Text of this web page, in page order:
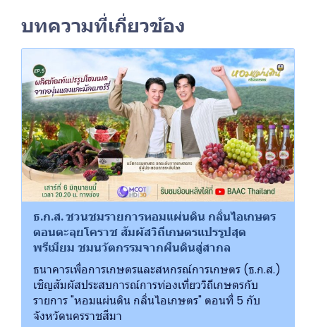
บทความที่เกี่ยวข้อง
ธ.ก.ส. ชวนชมรายการหอมแผ่นดิน กลิ่นไอเกษตร
ตอนตะลุยโคราช สัมผัสวิถีเกษตรแปรรูปสุด
พรีเมียม ชมนวัตกรรมจากผืนดินสู่สากล
ธนาคารเพื่อการเกษตรและสหกรณ์การเกษตร (ธ.ก.ส.)
เชิญสัมผัสประสบการณ์การท่องเที่ยววิถีเกษตรกับ
รายการ "หอมแผ่นดิน กลิ่นไอเกษตร" ตอนที่ 5 กับ
จังหวัดนครราชสีมา